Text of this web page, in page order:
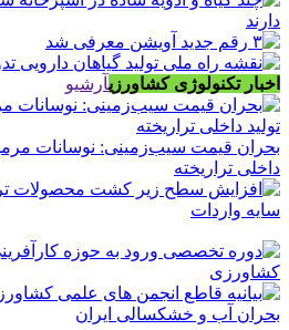
اخبار تکنولوژی کشاورزیآرشیو
بحران قیمت سیب‌زمینی: نوسانات
داخلی تراریخته